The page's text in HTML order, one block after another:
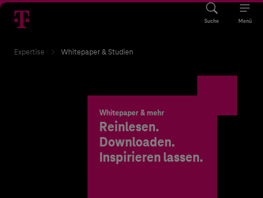
Suche Menü
Expertise Whitepaper & Studien
Whitepaper & mehr
Reinlesen.
Downloaden.
Inspirieren lassen.